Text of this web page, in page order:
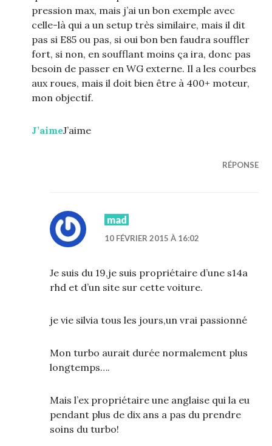
pression max, mais j’ai un bon exemple avec
celle-là qui a un setup très similaire, mais il dit
pas si E85 ou pas, si oui bon ben faudra souffler
fort, si non, en soufflant moins ça ira, donc pas
besoin de passer en WG externe. Il a les courbes
aux roues, mais il doit bien être à 400+ moteur,
mon objectif.
J’aimeJ’aime
RÉPONSE
mad
10 FÉVRIER 2015 À 16:02
Je suis du 19,je suis propriétaire d’une s14a
rhd et d’un site sur cette voiture.
je vie silvia tous les jours,un vrai passionné
Mon turbo aurait durée normalement plus
longtemps….
Mais l’ex propriétaire une anglaise qui la eu
pendant plus de dix ans a pas du prendre
soins du turbo!